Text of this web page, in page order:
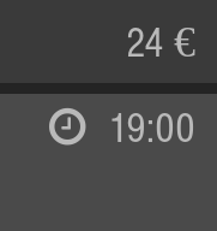
24 €
19:00